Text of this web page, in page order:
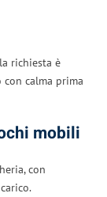
richiesta è
calma prima
mobili
con